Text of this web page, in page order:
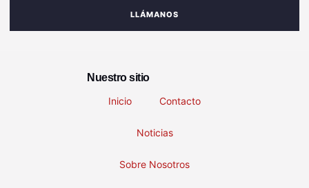
LLÁMANOS
Nuestro sitio
Inicio
Contacto
Noticias
Sobre Nosotros